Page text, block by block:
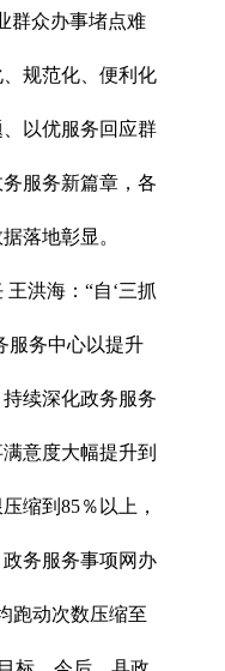
群众办事堵点难
规范化、便利化
以优服务回应群
服务新篇章，各
落地彰显。
洪海：“自‘三抓
服务中心以提升
续深化政务服务
意度大幅提升到
缩到85％以上，
务服务事项网办
跑动次数压缩至